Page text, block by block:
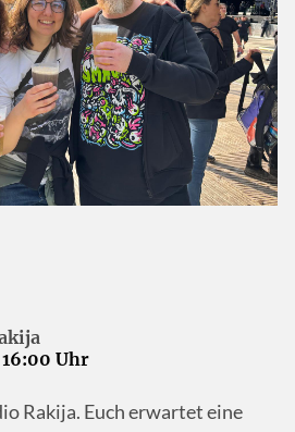
Uhr
Rakija. Euch erwartet eine